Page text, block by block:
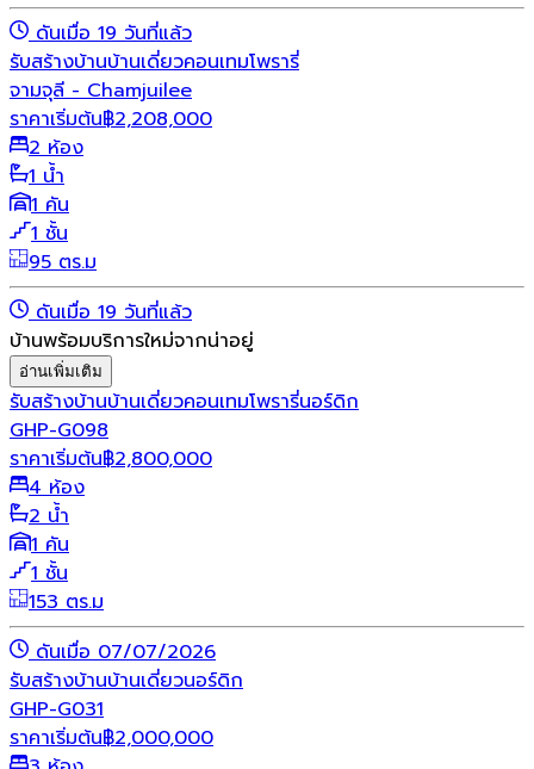
ดันเมื่อ 19 วันที่แล้ว
รับสร้างบ้านบ้านเดี่ยวคอนเทมโพรารี่
จามจุลี - Chamjuilee
ราคาเริ่มต้น฿2,208,000
2 ห้อง
1 น้ำ
1 คัน
1 ชั้น
95 ตร.ม
ดันเมื่อ 19 วันที่แล้ว
บ้านพร้อมบริการใหม่จากน่าอยู่
อ่านเพิ่มเติม
รับสร้างบ้านบ้านเดี่ยวคอนเทมโพรารี่นอร์ดิก
GHP-G098
ราคาเริ่มต้น฿2,800,000
4 ห้อง
2 น้ำ
1 คัน
1 ชั้น
153 ตร.ม
ดันเมื่อ 07/07/2026
รับสร้างบ้านบ้านเดี่ยวนอร์ดิก
GHP-G031
ราคาเริ่มต้น฿2,000,000